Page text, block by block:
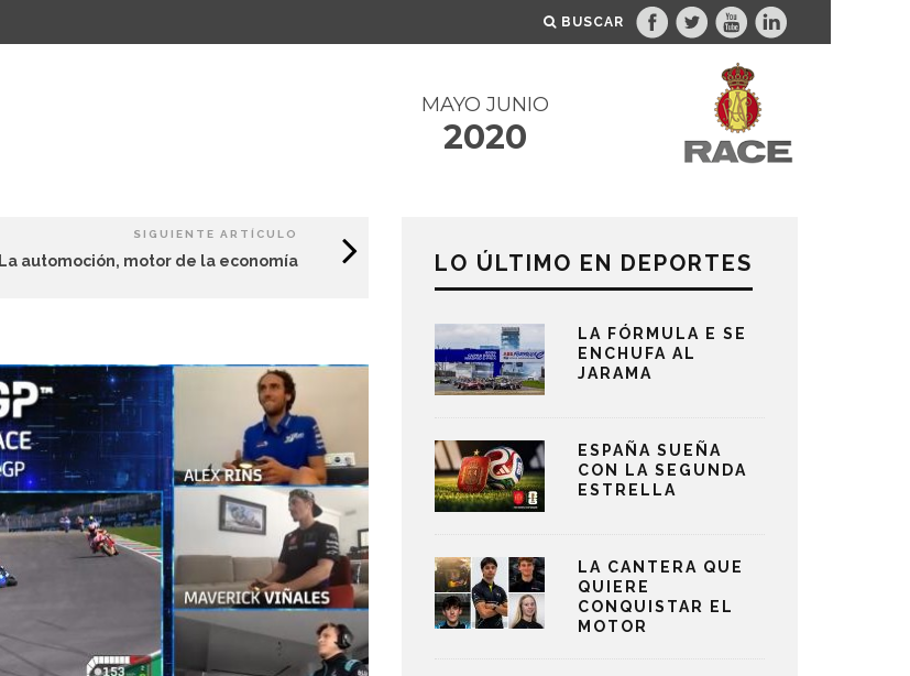
BUSCAR
MAYO JUNIO
2020
SIGUIENTE ARTÍCULO
La automoción, motor de la economía LO ÚLTIMO EN DEPORTES
LA FÓRMULA E SE
ENCHUFA AL
JARAMA
ESPAÑA SUEÑA
CON LA SEGUNDA
ESTRELLA
LA CANTERA QUE
QUIERE
CONQUISTAR EL
MOTOR